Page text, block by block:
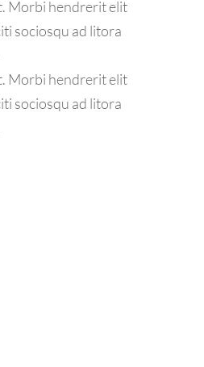
Morbi hendrerit elit
sociosqu ad litora
Morbi hendrerit elit
sociosqu ad litora